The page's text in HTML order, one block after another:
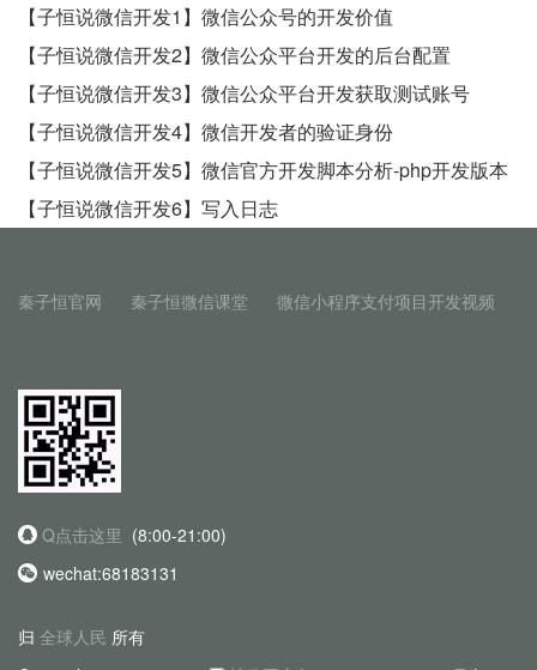
【子恒说微信开发1】微信公众号的开发价值
【子恒说微信开发2】微信公众平台开发的后台配置
【子恒说微信开发3】微信公众平台开发获取测试账号
【子恒说微信开发4】微信开发者的验证身份
【子恒说微信开发5】微信官方开发脚本分析-php开发版本
【子恒说微信开发6】写入日志
秦子恒官网 秦子恒微信课堂 微信小程序支付项目开发视频
Q点击这里 (8:00-21:00)
wechat:68183131
归 全球人民 所有